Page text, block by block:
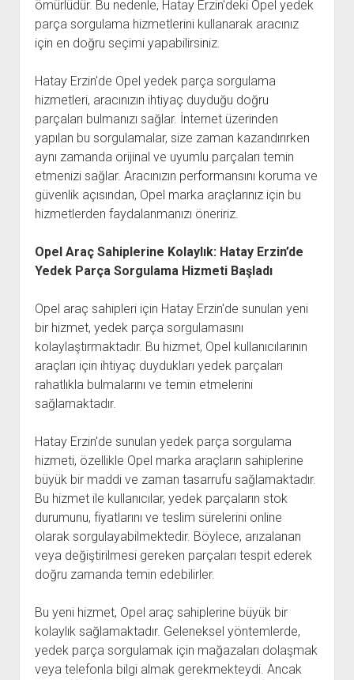
ömürlüdür. Bu nedenle, Hatay Erzin'deki Opel yedek
parça sorgulama hizmetlerini kullanarak aracınız
için en doğru seçimi yapabilirsiniz.
Hatay Erzin'de Opel yedek parça sorgulama
hizmetleri, aracınızın ihtiyaç duyduğu doğru
parçaları bulmanızı sağlar. İnternet üzerinden
yapılan bu sorgulamalar, size zaman kazandırırken
aynı zamanda orijinal ve uyumlu parçaları temin
etmenizi sağlar. Aracınızın performansını koruma ve
güvenlik açısından, Opel marka araçlarınız için bu
hizmetlerden faydalanmanızı öneririz.
Opel Araç Sahiplerine Kolaylık: Hatay Erzin’de
Yedek Parça Sorgulama Hizmeti Başladı
Opel araç sahipleri için Hatay Erzin'de sunulan yeni
bir hizmet, yedek parça sorgulamasını
kolaylaştırmaktadır. Bu hizmet, Opel kullanıcılarının
araçları için ihtiyaç duydukları yedek parçaları
rahatlıkla bulmalarını ve temin etmelerini
sağlamaktadır.
Hatay Erzin'de sunulan yedek parça sorgulama
hizmeti, özellikle Opel marka araçların sahiplerine
büyük bir maddi ve zaman tasarrufu sağlamaktadır.
Bu hizmet ile kullanıcılar, yedek parçaların stok
durumunu, fiyatlarını ve teslim sürelerini online
olarak sorgulayabilmektedir. Böylece, arızalanan
veya değiştirilmesi gereken parçaları tespit ederek
doğru zamanda temin edebilirler.
Bu yeni hizmet, Opel araç sahiplerine büyük bir
kolaylık sağlamaktadır. Geleneksel yöntemlerde,
yedek parça sorgulamak için mağazaları dolaşmak
veya telefonla bilgi almak gerekmekteydi. Ancak